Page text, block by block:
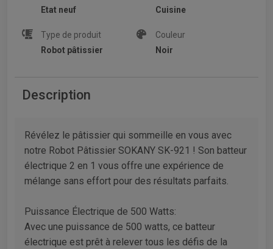
Etat neuf
Cuisine
Type de produit
Robot pâtissier
Couleur
Noir
Description
Révélez le pâtissier qui sommeille en vous avec
notre Robot Pâtissier SOKANY SK-921 ! Son batteur
électrique 2 en 1 vous offre une expérience de
mélange sans effort pour des résultats parfaits.
Puissance Électrique de 500 Watts:
Avec une puissance de 500 watts, ce batteur
électrique est prêt à relever tous les défis de la